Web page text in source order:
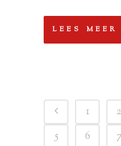
LEES MEER
1 2
5
6 7